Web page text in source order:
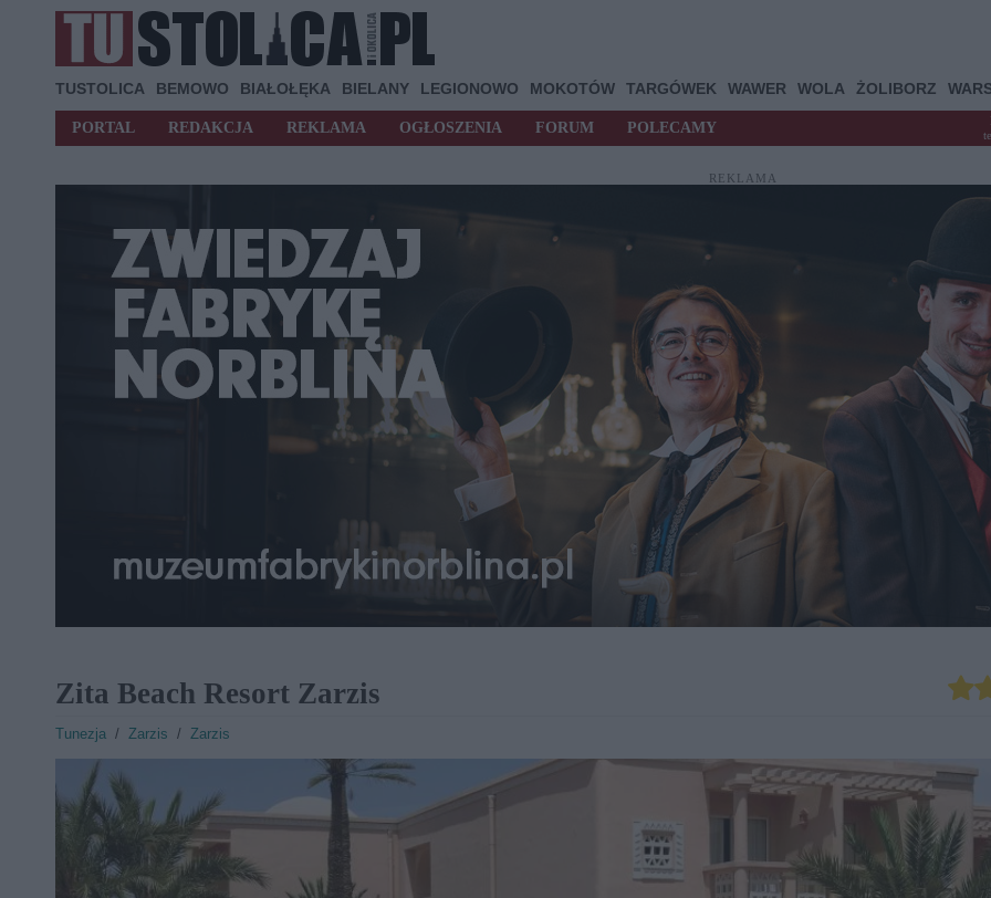
TUSTOLICA BEMOWO BIAŁOŁĘKA BIELANY LEGIONOWO MOKOTÓW TARGÓWEK WAWER WOLA ŻOLIBORZ
PORTAL REDAKCJA REKLAMA OGŁOSZENIA FORUM POLECAMY
REKLAMA
Zita Beach Resort Zarzis
Tunezja/ Zarzis / Zarzis